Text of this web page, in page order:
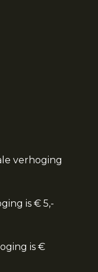
verhoging
is € 5,-
is €